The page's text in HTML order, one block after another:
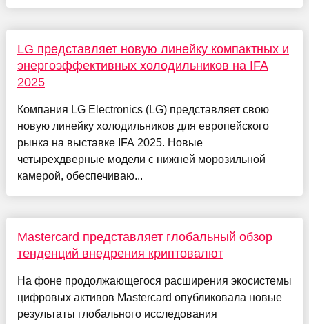
LG представляет новую линейку компактных и
энергоэффективных холодильников на IFA
2025
Компания LG Electronics (LG) представляет свою
новую линейку холодильников для европейского
рынка на выставке IFA 2025. Новые
четырехдверные модели с нижней морозильной
камерой, обеспечиваю...
Mastercard представляет глобальный обзор
тенденций внедрения криптовалют
На фоне продолжающегося расширения экосистемы
цифровых активов Mastercard опубликовала новые
результаты глобального исследования